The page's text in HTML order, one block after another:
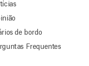
de bordo
Frequentes